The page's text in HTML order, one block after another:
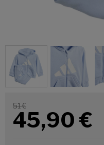
51 €
45,90 €